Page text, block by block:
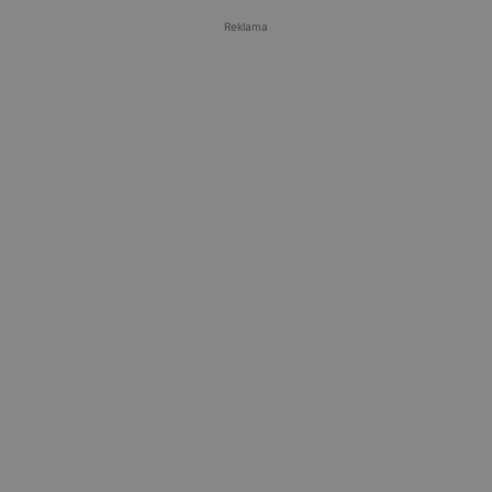
Reklama